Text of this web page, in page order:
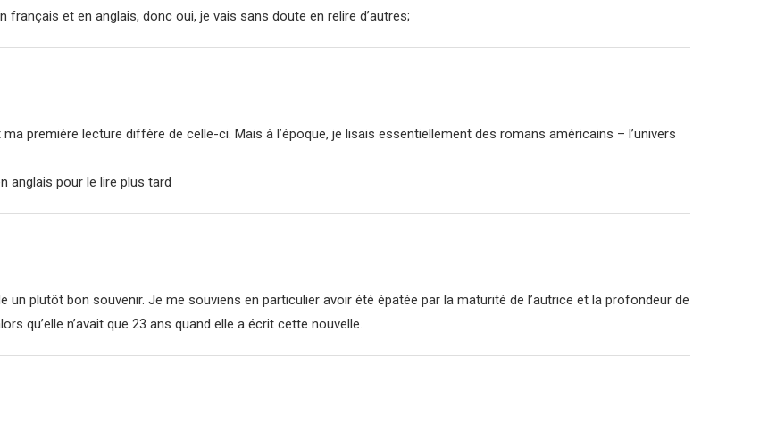
français et en anglais, donc oui, je vais sans doute en relire d’autres;
première lecture diffère de celle-ci. Mais à l’époque, je lisais essentiellement des romans américains – l’univers
anglais pour le lire plus tard
un plutôt bon souvenir. Je me souviens en particulier avoir été épatée par la maturité de l’autrice et la profondeur de
qu’elle n’avait que 23 ans quand elle a écrit cette nouvelle.